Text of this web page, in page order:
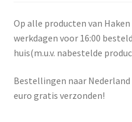
Op alle producten van
werkdagen voor 16:00
huis(m.u.v. nabestelde
Bestellingen naar Nederland
euro gratis verzonden!